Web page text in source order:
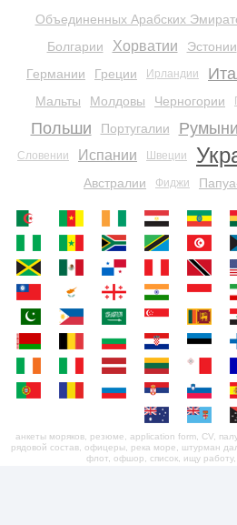
Объединенных Арабских
Болгарии
Хорватии Эстонии
Германии Греции Ирландии
Мальты Молдовы Черногории
Польши Португалии
Словении Испании Швеции
Австралии
Фиджи
анкеты моряков, резюме, application form, CV,
рядовой состав, офицеры, река море, штурман
флот, офшор, список, ищу работу,